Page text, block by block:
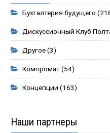
Бухгалтерия будущего
Дискуссионный Клуб
Другое(3)
Компромат(54)
Концепции (163)
Наши партнеры